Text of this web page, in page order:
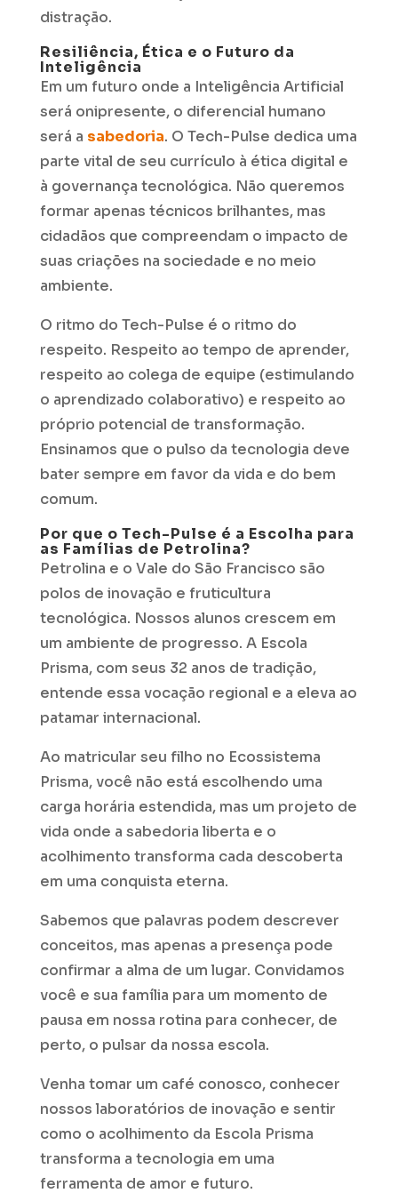
distração.
Resiliência, Ética e o Futuro da
Inteligência
Em um futuro onde a Inteligência Artificial
será onipresente, o diferencial humano
será a sabedoria. O Tech-Pulse dedica uma
parte vital de seu currículo à ética digital e
à governança tecnológica. Não queremos
formar apenas técnicos brilhantes, mas
cidadãos que compreendam o impacto de
suas criações na sociedade e no meio
ambiente.
O ritmo do Tech-Pulse é o ritmo do
respeito. Respeito ao tempo de aprender,
respeito ao colega de equipe (estimulando
o aprendizado colaborativo) e respeito ao
próprio potencial de transformação.
Ensinamos que o pulso da tecnologia deve
bater sempre em favor da vida e do bem
comum.
Por que o Tech-Pulse é a Escolha para
as Famílias de Petrolina?
Petrolina e o Vale do São Francisco são
polos de inovação e fruticultura
tecnológica. Nossos alunos crescem em
um ambiente de progresso. A Escola
Prisma, com seus 32 anos de tradição,
entende essa vocação regional e a eleva ao
patamar internacional.
Ao matricular seu filho no Ecossistema
Prisma, você não está escolhendo uma
carga horária estendida, mas um projeto de
vida onde a sabedoria liberta e o
acolhimento transforma cada descoberta
em uma conquista eterna.
Sabemos que palavras podem descrever
conceitos, mas apenas a presença pode
confirmar a alma de um lugar. Convidamos
você e sua família para um momento de
pausa em nossa rotina para conhecer, de
perto, o pulsar da nossa escola.
Venha tomar um café conosco, conhecer
nossos laboratórios de inovação e sentir
como o acolhimento da Escola Prisma
transforma a tecnologia em uma
ferramenta de amor e futuro.